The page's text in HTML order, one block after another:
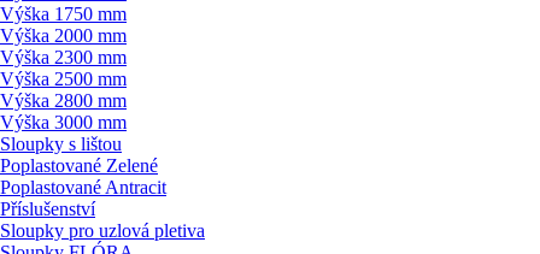
Výška 1750 mm
Výška 2000 mm
Výška 2300 mm
Výška 2500 mm
Výška 2800 mm
Výška 3000 mm
Sloupky s lištou
Poplastované Zelené
Poplastované Antracit
Příslušenství
Sloupky pro uzlová pletiva